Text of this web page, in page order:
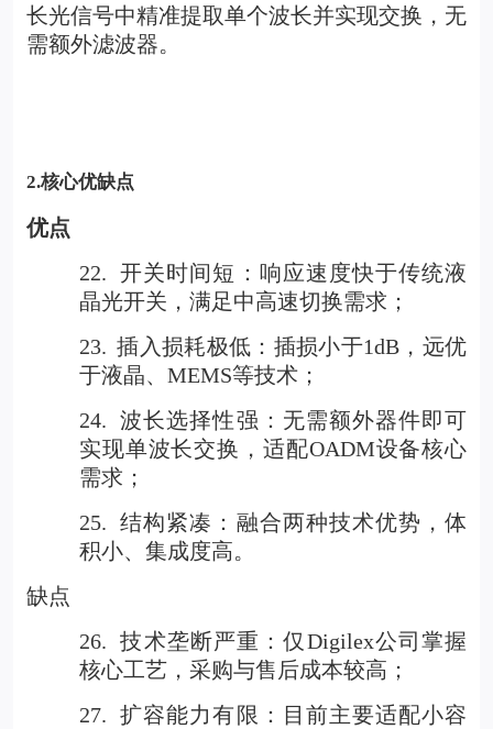
长光信号中精准提取单个波长并实现交换，无
需额外滤波器。
2.核心优缺点
优点
22. 开关时间短：响应速度快于传统液
晶光开关，满足中高速切换需求；
23. 插入损耗极低：插损小于1dB，远优
于液晶、MEMS等技术；
24. 波长选择性强：无需额外器件即可
实现单波长交换，适配OADM设备核心
需求；
25. 结构紧凑：融合两种技术优势，体
积小、集成度高。
缺点
26.
技术垄断严重：仅Digilex公司掌握
核心工艺，采购与售后成本较高；
27. 扩容能力有限：目前主要适配小容